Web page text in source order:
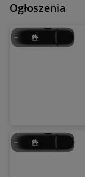
Ogłoszenia